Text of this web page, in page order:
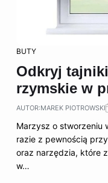
BUTY
Odkryj
rzymskie w
AUTOR:MAREK PIOTROWSKI
Marzysz o stworzeniu
razie z pewnością
oraz narzędzia, które
w…